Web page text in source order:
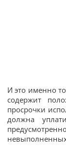
И это именно
содержит
просрочки
должна
невыполненных